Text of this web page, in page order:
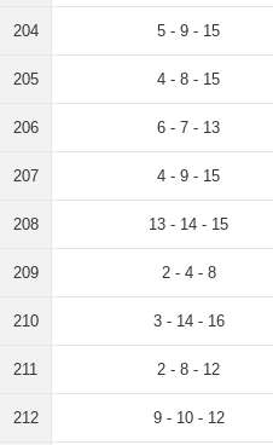
204 5 - 9 - 15
205 4 - 8 - 15
206 6 - 7 - 13
207 4 - 9 - 15
208 13 - 14 - 15
209 2 - 4 - 8
210 3 - 14 - 16
211 2 - 8 - 12
212 9 - 10 - 12